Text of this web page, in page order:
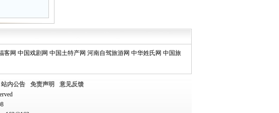
客网 中国戏剧网 中国土特产网 河南自驾旅游网 中华姓氏网 中国旅
站内公告 免责声明
意见反馈